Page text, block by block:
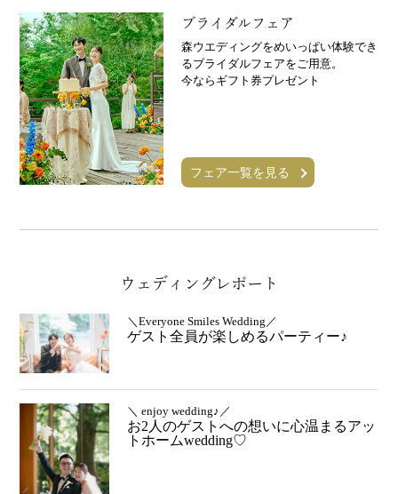
ブライダルフェア
森ウエディングをめいっぱい体験でき
るブライダルフェアをご用意。
今ならギフト券プレゼント
フェア一覧を見る
ウェディングレポート
＼Everyone Smiles Wedding／
ゲスト全員が楽しめるパーティー♪
＼ enjoy wedding♪／
お2人のゲストへの想いに心温まるアッ
トホームwedding♡